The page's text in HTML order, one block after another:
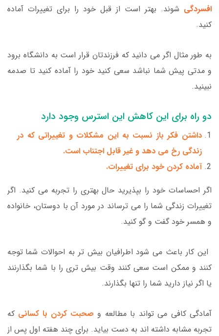
افسردگی شوند. بهتر است از قبل خود را برای تغییرات آماده
کنید.
به طور مثال اگر می دانید که فرزندتان قرار است به دانشگاه برود
و مدتی پیش شما نباشد سعی کنید خود را آماده کنید تا صدمه
نبینید.
دو راه برای این کاهش این استرس وجود دارد
داشتن فکر باز نسبت به این مشکلات و تغییراتی که در
زندگی رخ می دهد و غیر قابل اجتناب است.
آماده کردن خود برای تغییرات.
اگر احساسات خود را بپذیرید حال بهتری را تجربه می کنید. اگر
تغییرات زندگی شما را می ترساند در مورد آن با دوستان، خانواده
و همسر خود گفت و گو کنید.
این کار باعث می شود اطرافیان بیش تر به احوالات شما توجه
کنند و ممکن است سعی کنند وقت بیش تری را با شما بگذارنند
یا اگر نیاز دارید شما را تنها بگذارند.
آمادگی کافی می تواند با مطالعه و صحبت کردن با کسانی که
تجربه مشابه داشته اند به دست بیاید. برای چند هفته اول پس از